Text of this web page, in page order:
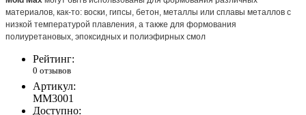
материалов, как-то: воски, гипсы, бетон, металлы или сплавы металлов с
низкой температурой плавления, а также для формования
полиуретановых, эпоксидных и полиэфирных смол
Рейтинг:
0 отзывов
Артикул:
MM3001
Доступно: